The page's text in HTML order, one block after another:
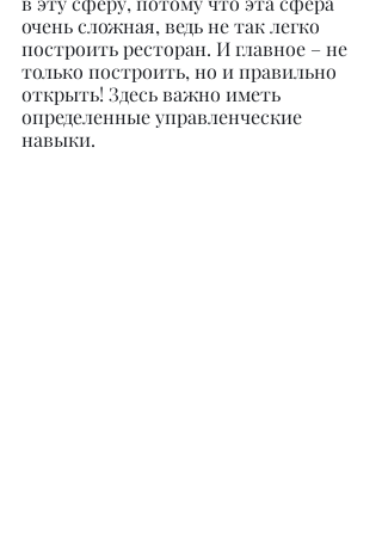
очень сложная, ведь не так легко
построить ресторан. И главное – не
только построить, но и правильно
открыть! Здесь важно иметь
определенные управленческие
навыки.